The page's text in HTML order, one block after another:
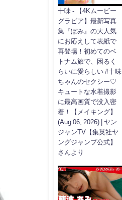
十味 - 【4Kムービー
グラビア】最新写真
集『ぽみ』の大人気
にお応えして表紙で
再登場！初めてのベ
トナム旅で、困るく
らいに愛らしい #十味
ちゃんのセクシー♡
キュートな水着撮影
に最高画質で没入密
着！【メイキング】
(Aug 06, 2026) | ヤン
ジャンTV【集英社ヤ
ングジャンプ公式】
さんより